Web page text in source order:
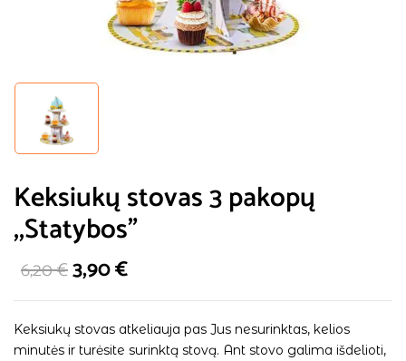
Keksiukų stovas 3 pakopų
,,Statybos”
6,20€3,90€
Keksiukų stovas atkeliauja pas Jus nesurinktas, kelios
minutės ir turėsite surinktą stovą. Ant stovo galima išdelioti,